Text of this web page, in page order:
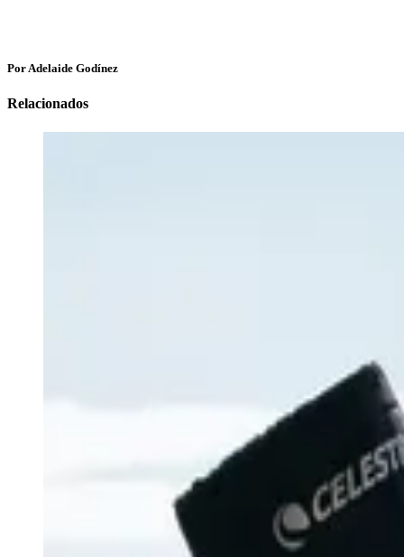
Por Adelaide Godínez
Relacionados